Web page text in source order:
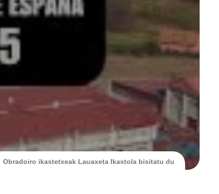
Obradoiro ikastetxeak Lauaxeta Ikastola bisitatu du